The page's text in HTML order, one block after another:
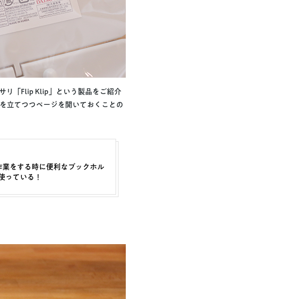
リ「Flip Klip」という製品をご紹介
立てつつページを開いておくことの
業をする時に便利なブックホル
っている！